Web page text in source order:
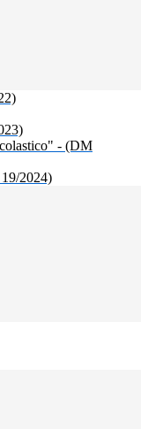
- (DM
2024)